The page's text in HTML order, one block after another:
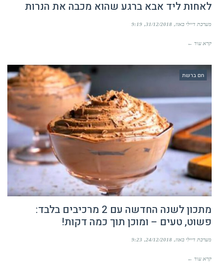
לאחות ליד אבא ברגע שהוא מכבה את הנרות
מערכת דיילי באזז 31/12/2018
9:19
קרא עוד ←
חם ברשת
מתכון לשנה החדשה עם 2 מרכיבים בלבד:
פשוט, טעים – ומוכן תוך כמה דקות!
מערכת דיילי באזז 24/12/2018
9:23
קרא עוד ←